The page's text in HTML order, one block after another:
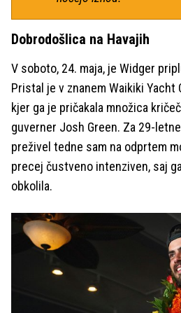
Dobrodošlica na Havajih
V soboto, 24. maja, je Widger
Pristal je v znanem Waikiki Yacht
kjer ga je pričakala množica
guverner Josh Green. Za 29-
preživel tedne sam na odprtem
precej čustveno intenziven, saj
obkolila.